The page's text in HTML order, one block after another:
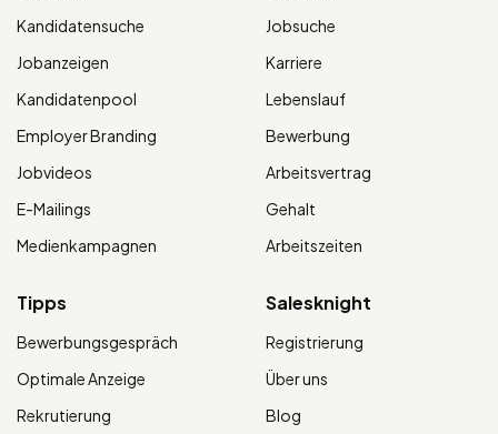
Kandidatensuche
Jobanzeigen
Kandidatenpool
Employer Branding
Jobvideos
E-Mailings
Medienkampagnen
Jobsuche
Karriere
Lebenslauf
Bewerbung
Arbeitsvertrag
Gehalt
Arbeitszeiten
Tipps
Bewerbungsgespräch
Optimale Anzeige
Rekrutierung
Salesknight
Registrierung
Über uns
Blog